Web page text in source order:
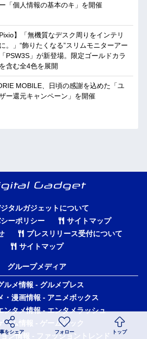
「個人情報の基本のキ」を開催
Pixio】「無機質なデスク周りをインテリ
。」“飾りたくなる”スリムモニターアー
PSW3S」が新登場。限定ゴールドカラ
含む全4色を展開
MOBILE、日頃の感謝を込めた「ユ
ー還元キャンペーン」を開催
タルガジェットについて
ーポリシー
サイトマップ
プレスリリース受付について
サイトマップ
グループメディア
ルメ情報 - グルメプレス
・漫画情報 - アニメボックス
ンタメ情報 - エンタメラッシュ
ーム情報 - ゲームハック
ン情報 - ファッショントレンド
をシェア フォロー トップ